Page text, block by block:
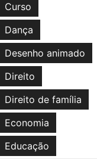
Curso
Dança
Desenho animado
Direito
Direito de família
Economia
Educação